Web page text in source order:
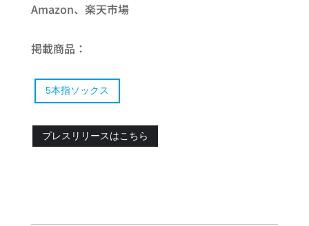
Amazon、楽天市場
掲載商品：
5本指ソックス
プレスリリースはこちら